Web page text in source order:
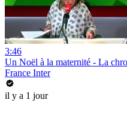
3:46
Un Noël à la maternité - La
France Inter
il y a 1 jour